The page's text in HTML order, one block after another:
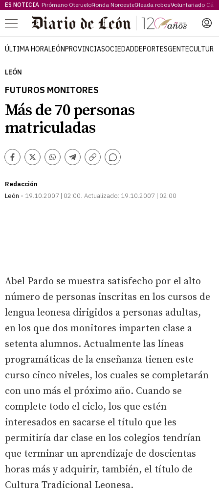
ES NOTICIA Pirómano OterueloRonda NoroesteOleada robosVoluntariado
Menú
ÚLTIMA HORALEÓNPROVINCIASOCIEDADDEPORTESGENTECULTURA
LEÓN
FUTUROS MONITORES
Más de 70 personas
matriculadas
Facebook
TwitterWhatsappTelegram
Copiar
Comentarios
Redacción
León
19.10.2007 | 02:00 Actualizado: 19.10.2007 | 02:00
Abel Pardo se muestra satisfecho por el alto
número de personas inscritas en los cursos de
lengua leonesa dirigidos a personas adultas,
en los que dos monitores imparten clase a
setenta alumnos. Actualmente las líneas
programáticas de la enseñanza tienen este
curso cinco niveles, los cuales se completarán
con uno más el próximo año. Cuando se
complete todo el ciclo, los que estén
interesados en sacarse el título que les
permitiría dar clase en los colegios tendrían
que terminar un aprendizaje de doscientas
horas más y adquirir, también, el título de
Cultura Tradicional Leonesa.